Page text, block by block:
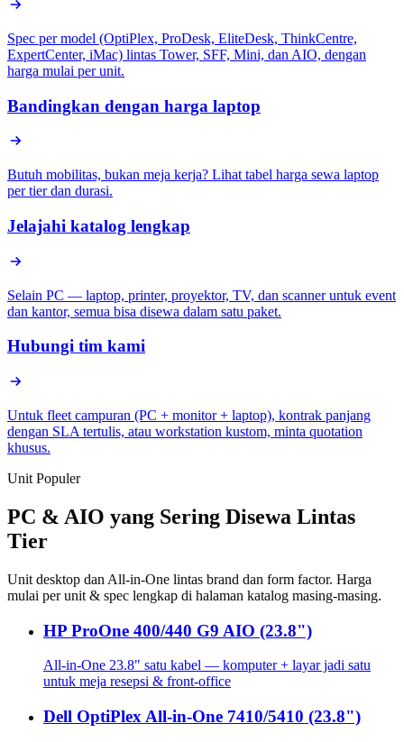
Spec per model (OptiPlex, ProDesk, EliteDesk, ThinkCentre,
ExpertCenter, iMac) lintas Tower, SFF, Mini, dan AIO, dengan
harga mulai per unit.
Bandingkan dengan harga laptop
Butuh mobilitas, bukan meja kerja? Lihat tabel harga sewa laptop
per tier dan durasi.
Jelajahi katalog lengkap
Selain PC — laptop, printer, proyektor, TV, dan scanner untuk event
dan kantor, semua bisa disewa dalam satu paket.
Hubungi tim kami
Untuk fleet campuran (PC + monitor + laptop), kontrak panjang
dengan SLA tertulis, atau workstation kustom, minta quotation
khusus.
Unit Populer
PC & AIO yang Sering Disewa Lintas
Tier
Unit desktop dan All-in-One lintas brand dan form factor. Harga
mulai per unit & spec lengkap di halaman katalog masing-masing.
HP ProOne 400/440 G9 AIO (23.8")
All-in-One 23.8" satu kabel — komputer + layar jadi satu
untuk meja resepsi & front-office
Dell OptiPlex All-in-One 7410/5410 (23.8")